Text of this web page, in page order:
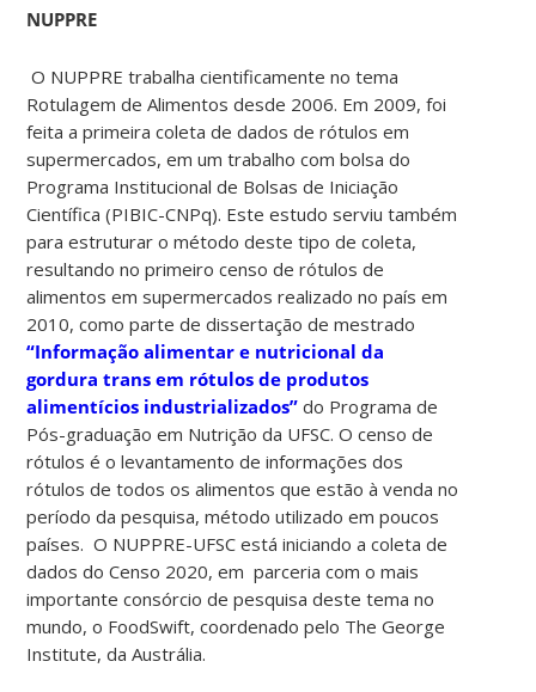
NUPPRE
O NUPPRE trabalha cientificamente no tema
Rotulagem de Alimentos desde 2006. Em 2009, foi
feita a primeira coleta de dados de rótulos em
supermercados, em um trabalho com bolsa do
Programa Institucional de Bolsas de Iniciação
Científica (PIBIC-CNPq). Este estudo serviu também
para estruturar o método deste tipo de coleta,
resultando no primeiro censo de rótulos de
alimentos em supermercados realizado no país em
2010, como parte de dissertação de mestrado
“Informação alimentar e nutricional da
gordura trans em rótulos de produtos
alimentícios industrializados” do Programa de
Pós-graduação em Nutrição da UFSC. O censo de
rótulos é o levantamento de informações dos
rótulos de todos os alimentos que estão à venda no
período da pesquisa, método utilizado em poucos
países. O NUPPRE-UFSC está iniciando a coleta de
dados do Censo 2020, em parceria com o mais
importante consórcio de pesquisa deste tema no
mundo, o FoodSwift, coordenado pelo The George
Institute, da Austrália.